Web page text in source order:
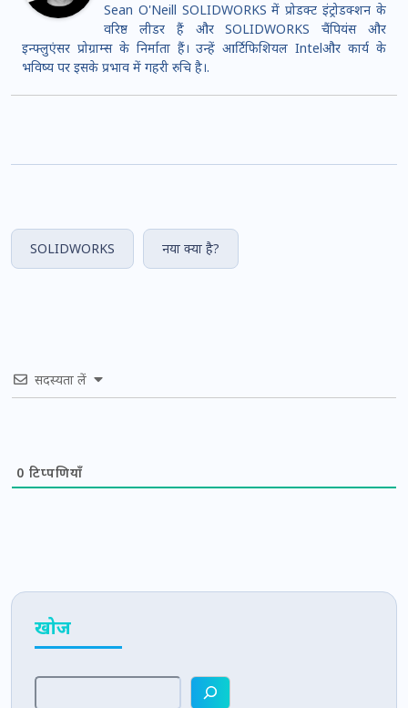
Sean O'Neill SOLIDWORKS में प्रोडक्ट इंट्रोडक्शन के
वरिष्ठ लीडर हैं और SOLIDWORKS चैंपियंस और
इन्फ्लुएंसर प्रोग्राम्स के निर्माता हैं। उन्हें आर्टिफिशियल Intelऔर कार्य के
भविष्य पर इसके प्रभाव में गहरी रुचि है।.
SOLIDWORKS नया क्या है?
सदस्यता लें
0 टिप्पणियाँ
खोज